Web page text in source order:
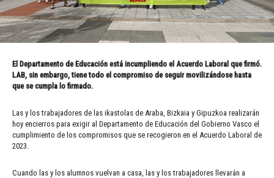
El Departamento de Educación está incumpliendo el Acuerdo Laboral que firmó.
LAB, sin embargo, tiene todo el compromiso de seguir movilizándose hasta
que se cumpla lo firmado.
Las y los trabajadores de las ikastolas de Araba, Bizkaia y Gipuzkoa realizarán
hoy encierros para exigir al Departamento de Educación del Gobierno Vasco el
cumplimiento de los compromisos que se recogieron en el Acuerdo Laboral de
2023.
Cuando las y los alumnos vuelvan a casa, las y los trabajadores llevarán a